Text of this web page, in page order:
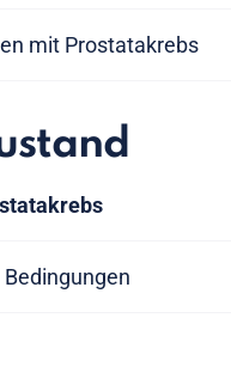
mit Prostatakrebs
Bedingungen